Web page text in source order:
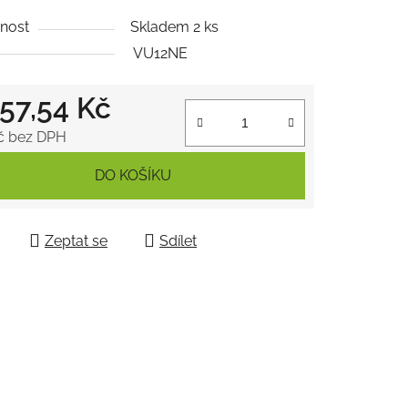
Skladem 2 ks
VU12NE
Kč
bez DPH
DO KOŠÍKU
Zeptat se Sdílet